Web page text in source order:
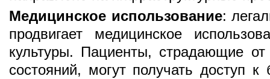
Медицинское использование:
продвигает медицинское
культуры. Пациенты, страдающие
состояний, могут получать доступ